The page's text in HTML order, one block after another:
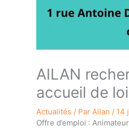
AILAN
accueil de
Actualités / Par Ailan / 14
Offre d’emploi :